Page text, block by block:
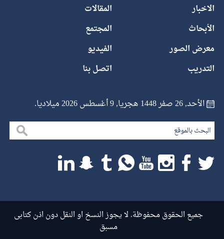
الاخبار
المقالات
الأبحاث
المجتمع
معرض الصور
الفيديو
التدريب
اتصل بنا
الأحد, 26 صفر 1448 هجريا, 9 أغسطس 2026 ميلاديا.
جميع الحقوق محفوظة. لا يجوز النسخ او النقل دون اذن كتابى
مسبق